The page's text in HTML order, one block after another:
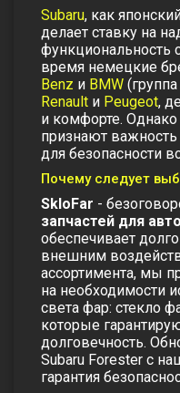
Subaru, как
делает ставку на
функциональность
время немецкие
Benz и BMW
Renault и Peugeot,
и комфорте. Однако
признают
для безопасности
Почему следует
SkloFar -
запчастей для
обеспечивает
внешним
ассортимента, мы
на необходимости
света фар: стекло
которые
долговечность.
Subaru Forester с
гарантия